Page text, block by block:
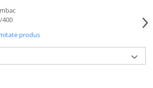
400
produs